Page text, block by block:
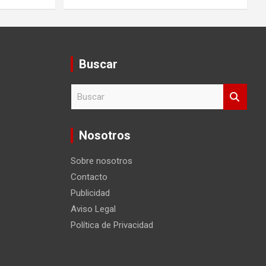
Buscar
c
Nosotros
Sobre nosotros
Contacto
Publicidad
Aviso Legal
Política de Privacidad